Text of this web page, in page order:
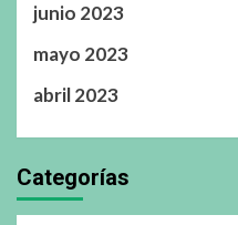
junio 2023
mayo 2023
abril 2023
Categorías